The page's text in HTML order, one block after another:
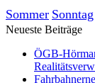
Sommer Sonntag
Neueste Beiträge
ÖGB-